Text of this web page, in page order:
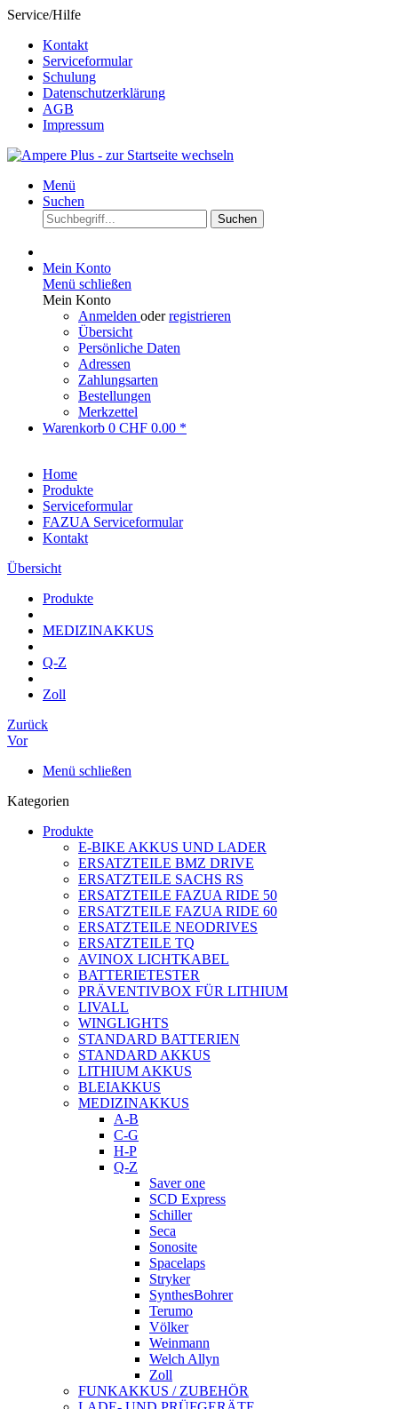
Service/Hilfe
Kontakt
Serviceformular
Schulung
Datenschutzerklärung
AGB
Impressum
Menü
Suchen
Suchen
Mein Konto
Menü schließen
Mein Konto
Anmelden oderregistrieren
Übersicht
Persönliche Daten
Adressen
Zahlungsarten
Bestellungen
Merkzettel
Warenkorb 0 CHF 0.00 *
Home
Produkte
Serviceformular
FAZUA Serviceformular
Kontakt
Übersicht
Produkte
MEDIZINAKKUS
Q-Z
Zoll
Zurück
Vor
Menü schließen
Kategorien
Produkte
E-BIKE AKKUS UND LADER
ERSATZTEILE BMZ DRIVE
ERSATZTEILE SACHS RS
ERSATZTEILE FAZUA RIDE 50
ERSATZTEILE FAZUA RIDE 60
ERSATZTEILE NEODRIVES
ERSATZTEILE TQ
AVINOX LICHTKABEL
BATTERIETESTER
PRÄVENTIVBOX FÜR LITHIUM
LIVALL
WINGLIGHTS
STANDARD BATTERIEN
STANDARD AKKUS
LITHIUM AKKUS
BLEIAKKUS
MEDIZINAKKUS
A-B
C-G
H-P
Q-Z
Saver one
SCD Express
Schiller
Seca
Sonosite
Spacelaps
Stryker
SynthesBohrer
Terumo
Völker
Weinmann
Welch Allyn
Zoll
FUNKAKKUS / ZUBEHÖR